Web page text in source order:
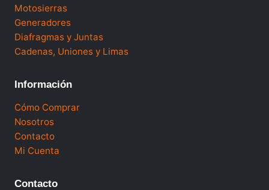
Motosierras
Generadores
Diafragmas y Juntas
Cadenas, Uniones y Limas
Información
Cómo Comprar
Nosotros
Contacto
Mi Cuenta
Contacto